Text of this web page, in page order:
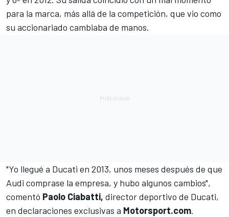
para la marca, más allá de la competición, que vio como
su accionariado cambiaba de manos.
"Yo llegué a Ducati en 2013, unos meses después de que
Audi comprase la empresa, y hubo algunos cambios",
comentó Paolo Ciabatti, director deportivo de Ducati,
en declaraciones exclusivas a Motorsport.com.